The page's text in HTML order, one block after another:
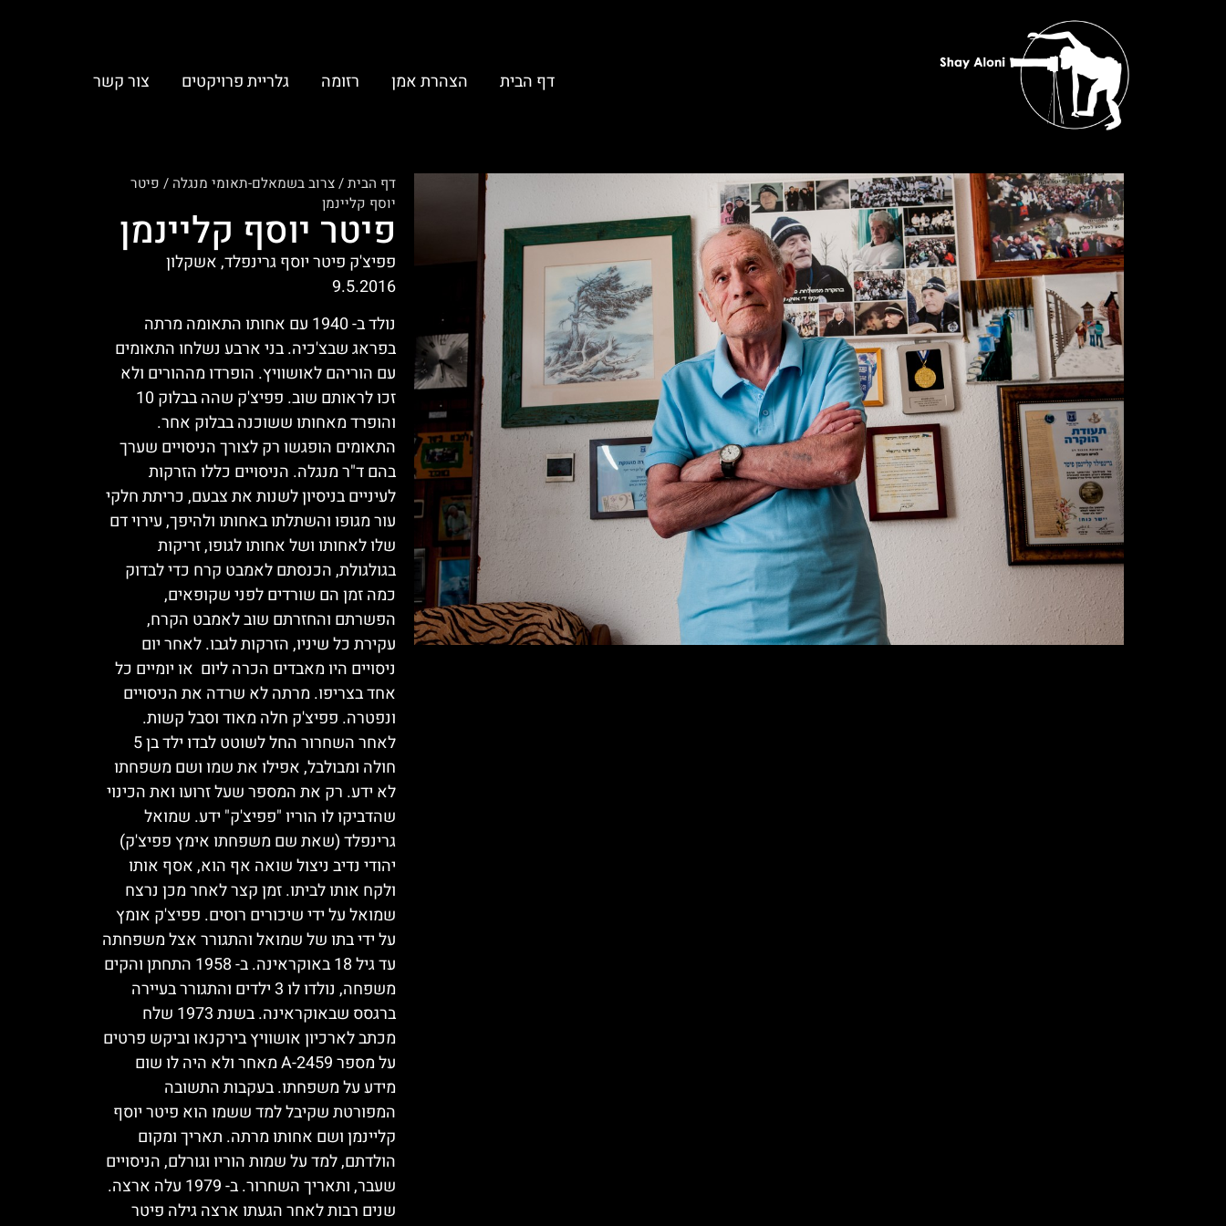
דף הבית הצהרת אמן רזומה גלריית פרויקטים צור קשר
דף הבית/צרוב בשמאלם-תאומי מנגלה / פיטר
יוסף קליינמן
פיטר יוסף קליינמן
פפיצ'ק פיטר יוסף גרינפלד, אשקלון
9.5.2016
נולד ב- 1940 עם אחותו התאומה מרתה
בפראג שבצ'כיה. בני ארבע נשלחו התאומים
עם הוריהם לאושוויץ. הופרדו מההורים ולא
זכו לראותם שוב. פפיצ'ק שהה בבלוק 10
והופרד מאחותו ששוכנה בבלוק אחר.
התאומים הופגשו רק לצורך הניסויים שערך
בהם ד"ר מנגלה. הניסויים כללו הזרקות
לעיניים בניסיון לשנות את צבעם, כריתת חלקי
עור מגופו והשתלתו באחותו ולהיפך, עירוי דם
שלו לאחותו ושל אחותו לגופו, זריקות
בגולגולת, הכנסתם לאמבט קרח כדי לבדוק
כמה זמן הם שורדים לפני שקופאים,
הפשרתם והחזרתם שוב לאמבט הקרח,
עקירת כל שיניו, הזרקות לגבו. לאחר יום
ניסויים היו מאבדים הכרה ליום או יומיים כל
אחד בצריפו. מרתה לא שרדה את הניסויים
ונפטרה. פפיצ'ק חלה מאוד וסבל קשות.
חולה ומבולבל, אפילו את שמו ושם משפחתו
לא ידע. רק את המספר שעל זרועו ואת הכינוי
שהדביקו לו הוריו "פפיצ'ק" ידע. שמואל
גרינפלד (שאת שם משפחתו אימץ פפיצ'ק)
יהודי נדיב ניצול שואה אף הוא, אסף אותו
ולקח אותו לביתו. זמן קצר לאחר מכן נרצח
שמואל על ידי שיכורים רוסים. פפיצ'ק אומץ
על ידי בתו של שמואל והתגורר אצל משפחתה
עד גיל 18 באוקראינה. ב- 1958 התחתן והקים
משפחה, נולדו לו 3 ילדים והתגורר בעיירה
ברגסס שבאוקראינה. בשנת 1973 שלח
מכתב לארכיון אושוויץ בירקנאו וביקש פרטים
על מספר A-2459 מאחר ולא היה לו שום
מידע על משפחתו. בעקבות התשובה
המפורטת שקיבל למד ששמו הוא פיטר יוסף
קליינמן ושם אחותו מרתה. תאריך ומקום
הולדתם, למד על שמות הוריו וגורלם, הניסויים
שעבר, ותאריך השחרור. ב- 1979 עלה ארצה.
שנים רבות לאחר הגעתו ארצה גילה פיטר